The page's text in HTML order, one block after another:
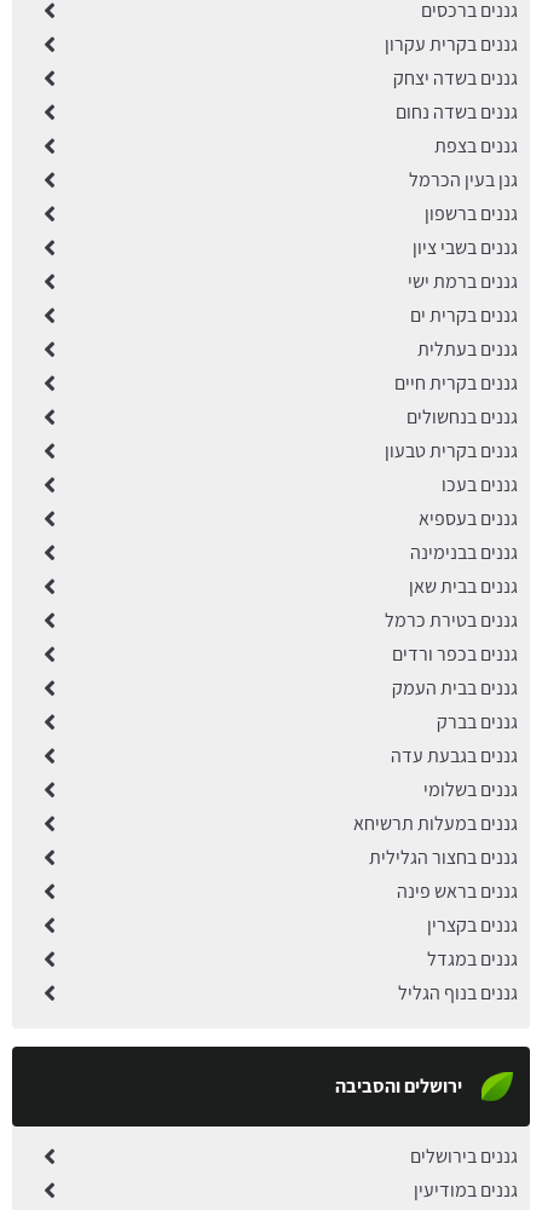
גננים ברכסים
גננים בקרית עקרון
גננים בשדה יצחק
גננים בשדה נחום
גננים בצפת
גנן בעין הכרמל
גננים ברשפון
גננים בשבי ציון
גננים ברמת ישי
גננים בקרית ים
גננים בעתלית
גננים בקרית חיים
גננים בנחשולים
גננים בקרית טבעון
גננים בעכו
גננים בעספיא
גננים בבנימינה
גננים בבית שאן
גננים בטירת כרמל
גננים בכפר ורדים
גננים בבית העמק
גננים בברק
גננים בגבעת עדה
גננים בשלומי
גננים במעלות תרשיחא
גננים בחצור הגלילית
גננים בראש פינה
גננים בקצרין
גננים במגדל
גננים בנוף הגליל
ירושלים והסביבה
גננים בירושלים
גננים במודיעין